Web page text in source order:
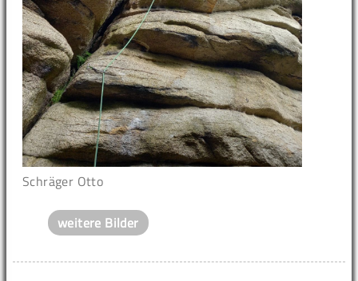
Schräger Otto
weitere Bilder